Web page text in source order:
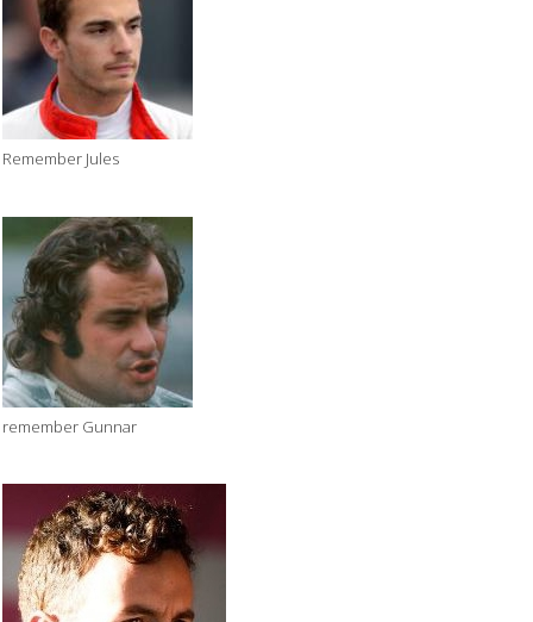
Remember Jules
remember Gunnar